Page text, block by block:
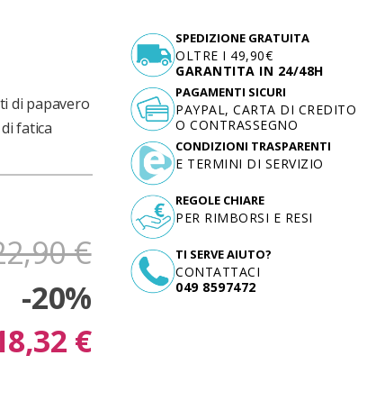
di papavero
fatica
€
-20%
€
SPEDIZIONE GRATUITA
OLTRE I 49,90€
GARANTITA IN 24/48H
TI SERVE AIUTO?
CONTATTACI
049 8597472
PAGAMENTI SICURI
PAYPAL, CARTA DI CREDITO
O CONTRASSEGNO
CONDIZIONI TRASPARENTI
E TERMINI DI SERVIZIO
REGOLE CHIARE
PER RIMBORSI E RESI